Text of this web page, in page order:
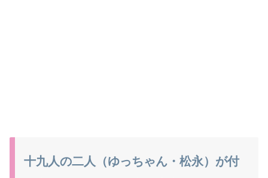
十九人の二人（ゆっちゃん・松永）が付